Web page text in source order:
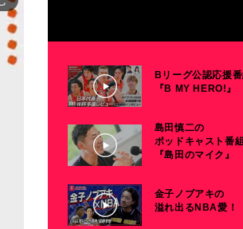
Bリーグ公認応援番
『B MY HERO!』
島田慎二の
ポッドキャスト番組
『島田のマイク』
金子ノブアキの
溢れ出るNBA愛！